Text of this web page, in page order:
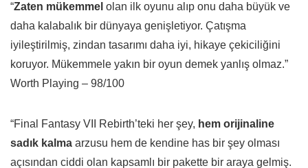
“Zaten mükemmel olan ilk oyunu alıp onu daha büyük ve
daha kalabalık bir dünyaya genişletiyor. Çatışma
iyileştirilmiş, zindan tasarımı daha iyi, hikaye çekiciliğini
koruyor. Mükemmele yakın bir oyun demek yanlış olmaz.”
Worth Playing – 98/100
“Final Fantasy VII Rebirth’teki her şey, hem orijinaline
sadık kalma arzusu hem de kendine has bir şey olması
açısından ciddi olan kapsamlı bir pakette bir araya gelmiş.